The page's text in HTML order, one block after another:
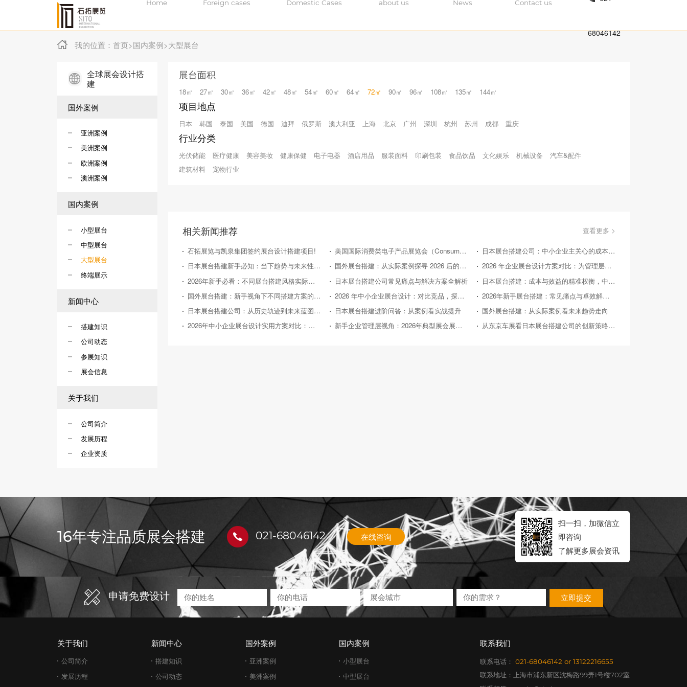
Home Foreign cases Domestic Cases about us News Contact us
68046142
我的位置： 首页>国内案例>大型展台
全球展会设计搭
建
国外案例
亚洲案例
美洲案例
欧洲案例
澳洲案例
国内案例
小型展台
中型展台
大型展台
终端展示
新闻中心
搭建知识
公司动态
参展知识
展会信息
关于我们
公司简介
发展历程
企业资质
展台面积
18㎡ 27㎡ 30㎡ 36㎡ 42㎡ 48㎡ 54㎡ 60㎡ 64㎡ 72㎡ 90㎡ 96㎡ 108㎡ 135㎡ 144㎡
项目地点
日本 韩国 泰国 美国 德国 迪拜 俄罗斯 澳大利亚 上海 北京 广州 深圳 杭州 苏州 成都 重庆
行业分类
光伏储能 医疗健康 美容美妆 健康保健 电子电器 酒店用品 服装面料 印刷包装 食品饮品 文化娱乐 机械设备
汽车&配件
建筑材料
宠物行业
相关新闻推荐 查看更多 >
石拓展览与凯泉集团签约展台设计搭建项目! 美国国际消费类电子产品展览会（Consumer Electronics Show，简称CES）
日本展台搭建公司：中小企业主关心的成本效益问答
日本展台搭建新手必知：当下趋势与未来性价比走向
国外展台搭建：从实际案例探寻 2026 后的趋势方向
2026 年企业展台设计方案对比：为管理层提供精准决策参考
2026年新手必看：不同展台搭建风格实际效果对比评测
日本展台搭建公司常见痛点与解决方案全解析
日本展台搭建：成本与效益的精准权衡，中小企业的投资指南
国外展台搭建：新手视角下不同搭建方案的性价比对比
2026 年中小企业展台设计：对比竞品，探寻高性价比之路
2026年新手展台搭建：常见痛点与卓效解决方案
日本展台搭建公司：从历史轨迹到未来蓝图的深度剖析
日本展台搭建进阶问答：从案例看实战提升
国外展台搭建：从实际案例看未来趋势走向
2026年中小企业展台设计实用方案对比：助力性价比之选
新手企业管理层视角：2026年典型展会展台搭建案例深度剖析 从东京车展看日本展台搭建公司的创新策略与实践
16年专注品质展会搭建 021-68046142 在线咨询
扫一扫，加微信立
即咨询
了解更多展会资讯
申请免费设计 立即提交
关于我们
公司简介
发展历程
新闻中心
搭建知识
公司动态
国外案例
亚洲案例
美洲案例
国内案例
小型展台
中型展台
联系我们
联系电话： 021-68046142 or 13122216655
联系地址：上海市浦东新区沈梅路99弄1号楼702室